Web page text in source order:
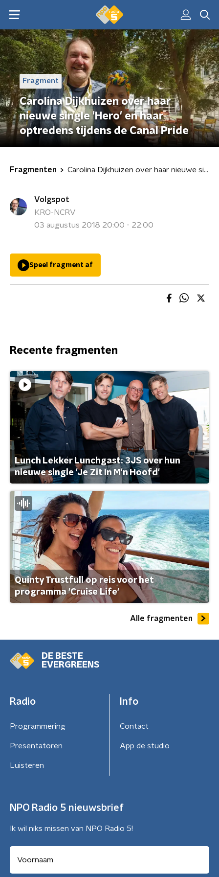
Fragment
Carolina Dijkhuizen over haar
nieuwe single 'Hero' en haar
optredens tijdens de Canal Pride
Fragmenten Carolina Dijkhuizen over haar nieuwe single 'Hero' en haar optredens tijdens de Canal Pride
Volgspot
KRO-NCRV
03 augustus 2018 20:00 - 22:00
Speel fragment af
Recente fragmenten
Lunch Lekker Lunchgast: 3JS over hun
nieuwe single 'Je Zit In M'n Hoofd'
Quinty Trustfull op reis voor het
programma 'Cruise Life'
Alle fragmenten
DE BESTE
EVERGREENS
Radio
Programmering
Presentatoren
Luisteren
Info
Contact
App de studio
NPO Radio 5 nieuwsbrief
Ik wil niks missen van NPO Radio 5!